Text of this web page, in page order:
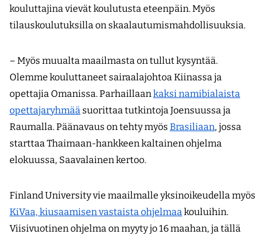
kouluttajina vievät koulutusta eteenpäin. Myös
tilauskoulutuksilla on skaa­lautumismahdollisuuksia.
– Myös muualta maailmasta on tullut kysyntää.
Olemme kouluttaneet sairaalajohtoa Kiinassa ja
opettajia Omanissa. Parhaillaankaksi namibialaista
opettajaryhmää suorittaa tutkintoja Joensuussa ja
Raumalla. Päänavaus on tehty myös Brasiliaan, jossa
starttaa Thaimaan-hankkeen kaltainen ohjelma
elokuussa, Saavalainen kertoo.
Finland University vie maailmalle yksinoikeudella myös
KiVaa, kiusaamisen vastaista ohjelmaakouluihin.
Viisivuotinen ohjelma on myyty jo 16 maahan, ja tällä